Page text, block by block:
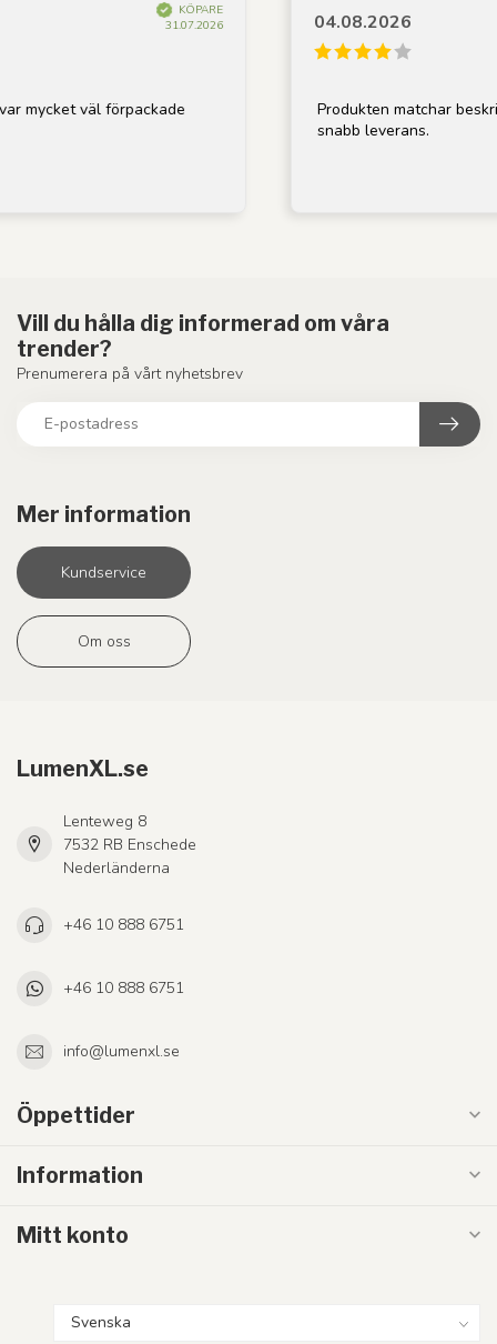
KÖPARE
31.07.2026
väl förpackade
04.08.2026
Produkten matchar
snabb leverans.
Mer information
Kundservice
Om oss
Vill du hålla dig informerad om våra
trender?
Prenumerera på vårt nyhetsbrev
LumenXL.se
Lenteweg 8
7532 RB Enschede
Nederländerna
+46 10 888 6751
+46 10 888 6751
info@lumenxl.se
Öppettider
Information
Mitt konto